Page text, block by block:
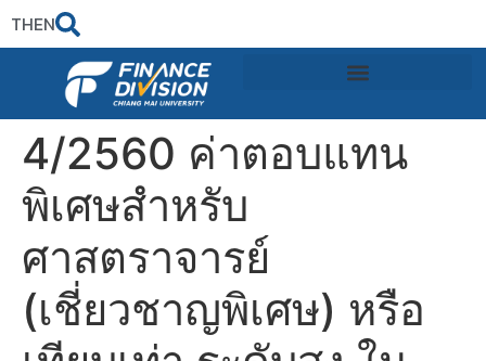
THEN
4/2560 ค่าตอบแทน
พิเศษสำหรับ
ศาสตราจารย์
(เชี่ยวชาญพิเศษ) หรือ